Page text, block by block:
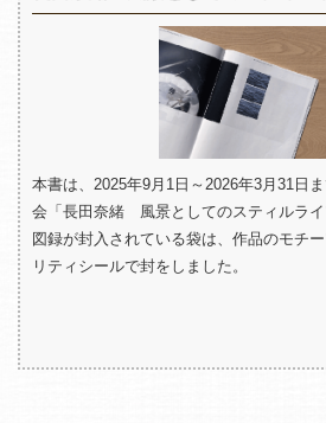
本書は、2025年9月1日～2026年3月31日
会「長田奈緒 風景としてのスティルライ
図録が封入されている袋は、作品のモチ
リティシールで封をしました。